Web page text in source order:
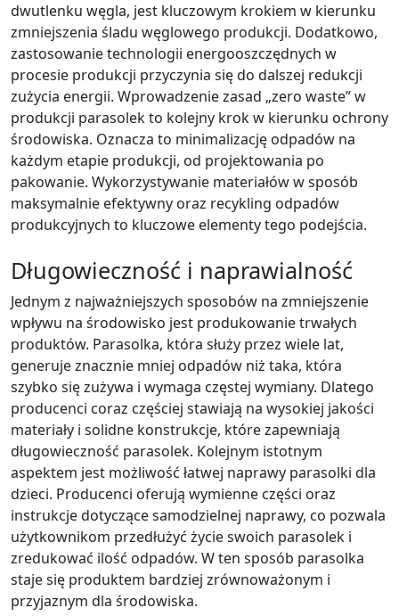
dwutlenku węgla, jest kluczowym krokiem w kierunku
zmniejszenia śladu węglowego produkcji. Dodatkowo,
zastosowanie technologii energooszczędnych w
procesie produkcji przyczynia się do dalszej redukcji
zużycia energii. Wprowadzenie zasad „zero waste” w
produkcji parasolek to kolejny krok w kierunku ochrony
środowiska. Oznacza to minimalizację odpadów na
każdym etapie produkcji, od projektowania po
pakowanie. Wykorzystywanie materiałów w sposób
maksymalnie efektywny oraz recykling odpadów
produkcyjnych to kluczowe elementy tego podejścia.
Długowieczność i naprawialność
Jednym z najważniejszych sposobów na zmniejszenie
wpływu na środowisko jest produkowanie trwałych
produktów. Parasolka, która służy przez wiele lat,
generuje znacznie mniej odpadów niż taka, która
szybko się zużywa i wymaga częstej wymiany. Dlatego
producenci coraz częściej stawiają na wysokiej jakości
materiały i solidne konstrukcje, które zapewniają
długowieczność parasolek. Kolejnym istotnym
aspektem jest możliwość łatwej naprawy parasolki dla
dzieci. Producenci oferują wymienne części oraz
instrukcje dotyczące samodzielnej naprawy, co pozwala
użytkownikom przedłużyć życie swoich parasolek i
zredukować ilość odpadów. W ten sposób parasolka
staje się produktem bardziej zrównoważonym i
przyjaznym dla środowiska.